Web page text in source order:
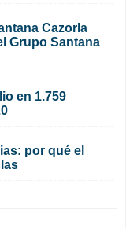
Cazorla
Grupo Santana
en 1.759
por qué el